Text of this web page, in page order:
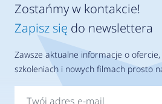
Zostańmy w kontakcie!
Zapisz się do newslettera
Zawsze aktualne informacje o
szkoleniach i nowych filmach prosto